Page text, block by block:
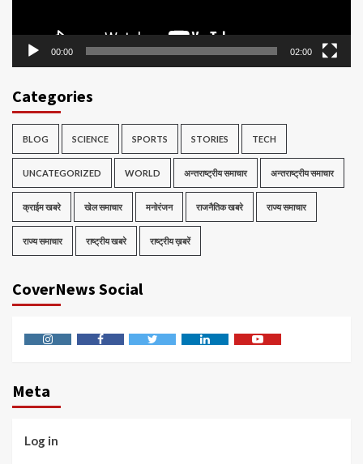
00:00 02:00
Categories
BLOG SCIENCE SPORTS STORIES TECH
UNCATEGORIZED WORLD अन्तराष्ट्रीय समाचार अन्तराष्ट्रीय समाचार
क्राईम खबरे खेल समाचार मनोरंजन राजनैतिक खबरे राज्य समाचार
राज्य समाचार राष्ट्रीय खबरे राष्ट्रीय ख़बरें
CoverNews Social
Meta
Log in